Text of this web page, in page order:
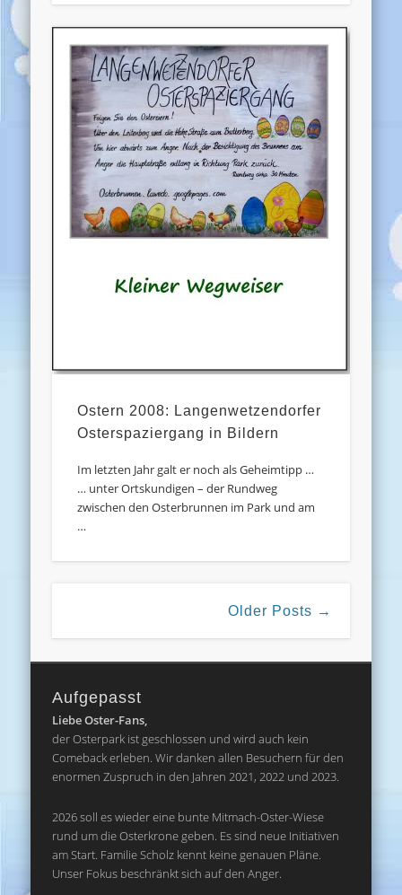
Ostern 2008: Langenwetzendorfer
Osterspaziergang in Bildern
Im letzten Jahr galt er noch als Geheimtipp …
… unter Ortskundigen – der Rundweg
zwischen den Osterbrunnen im Park und am
…
Older Posts →
Aufgepasst
Liebe Oster-Fans,
der Osterpark ist geschlossen und wird auch kein
Comeback erleben. Wir danken allen Besuchern für den
enormen Zuspruch in den Jahren 2021, 2022 und 2023.
2026 soll es wieder eine bunte Mitmach-Oster-Wiese
rund um die Osterkrone geben. Es sind neue Initiativen
am Start. Familie Scholz kennt keine genauen Pläne.
Unser Fokus beschränkt sich auf den Anger.